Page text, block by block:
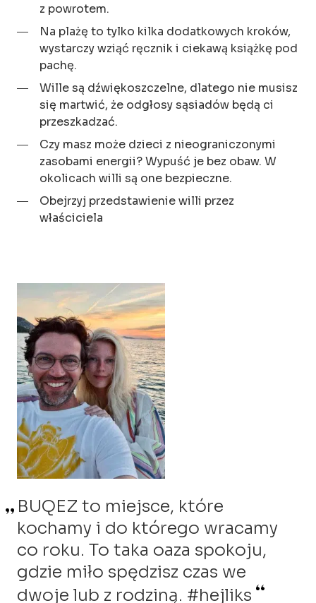
z powrotem.
Na plażę to tylko kilka dodatkowych kroków,
wystarczy wziąć ręcznik i ciekawą książkę pod
pachę.
Wille są dźwiękoszczelne, dlatego nie musisz
się martwić, że odgłosy sąsiadów będą ci
przeszkadzać.
Czy masz może dzieci z nieograniczonymi
zasobami energii? Wypuść je bez obaw. W
okolicach willi są one bezpieczne.
Obejrzyj przedstawienie willi przez
właściciela
BUQEZ to miejsce, które
kochamy i do którego wracamy
co roku. To taka oaza spokoju,
gdzie miło spędzisz czas we
dwoje lub z rodziną. #hejliks
BUQEZ to raj na ziemi.
Uwielbiamy budzić się dosłownie
ze słońcem w łóżku i zasypiać
o zachodzie słońca. Doskonale
urządzone wille i ich uspokajający
Nie wyobrażam sobie roku, w
którym nie pojechałabym
do BUQEZ. Zakochałam się w tym
pięknym miejscu jak w drugim
domu i spodziewam się, że będę